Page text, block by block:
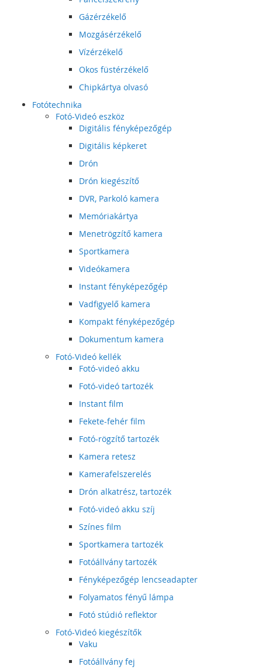
Gázérzékelő
Mozgásérzékelő
Vízérzékelő
Okos füstérzékelő
Chipkártya olvasó
Fotótechnika
Fotó-Videó eszköz
Digitális fényképezőgép
Digitális képkeret
Drón
Drón kiegészítő
DVR, Parkoló kamera
Memóriakártya
Menetrögzítő kamera
Sportkamera
Videókamera
Instant fényképezőgép
Vadfigyelő kamera
Kompakt fényképezőgép
Dokumentum kamera
Fotó-Videó kellék
Fotó-videó akku
Fotó-videó tartozék
Instant film
Fekete-fehér film
Fotó-rögzítő tartozék
Kamera retesz
Kamerafelszerelés
Drón alkatrész, tartozék
Fotó-videó akku szíj
Színes film
Sportkamera tartozék
Fotóállvány tartozék
Fényképezőgép lencseadapter
Folyamatos fényű lámpa
Fotó stúdió reflektor
Fotó-Videó kiegészítők
Vaku
Fotóállvány fej